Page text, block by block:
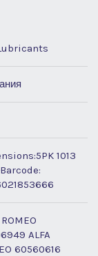
1013
ALFA
60560616